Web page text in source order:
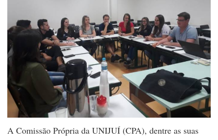
A Comissão Própria da UNIJUÍ (CPA), dentre as suas